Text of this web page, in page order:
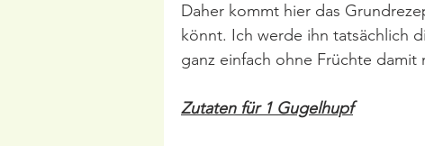
Daher kommt hier das
könnt. Ich werde ihn tatsächlich
ganz einfach ohne Früchte damit
Zutaten für 1 Gugelhupf